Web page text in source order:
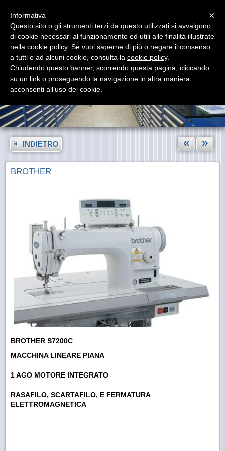
INDIETRO « »
BROTHER
BROTHER S7200C
MACCHINA LINEARE PIANA
1 AGO MOTORE INTEGRATO
RASAFILO, SCARTAFILO, E FERMATURA
ELETTROMAGNETICA
×
Informativa
Questo sito o gli strumenti terzi da questo utilizzati si avvalgono
di cookie necessari al funzionamento ed utili alle finalità illustrate
nella cookie policy. Se vuoi saperne di più o negare il consenso
a tutti o ad alcuni cookie, consulta la cookie policy.
Chiudendo questo banner, scorrendo questa pagina, cliccando
su un link o proseguendo la navigazione in altra maniera,
acconsenti all’uso dei cookie.